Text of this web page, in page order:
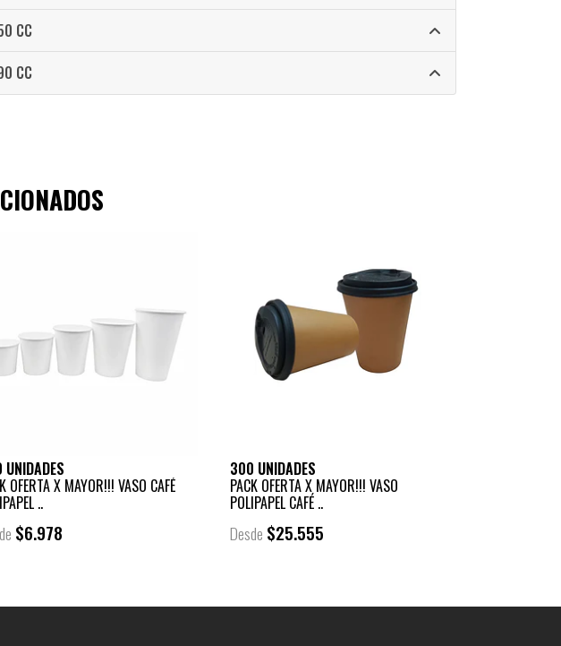
CC
CC
OFERTA X MAYOR!!! VASO CAFÉ
..
$6.978
300 UNIDADES
PACK OFERTA X MAYOR!!! VASO
POLIPAPEL CAFÉ ..
Desde $25.555